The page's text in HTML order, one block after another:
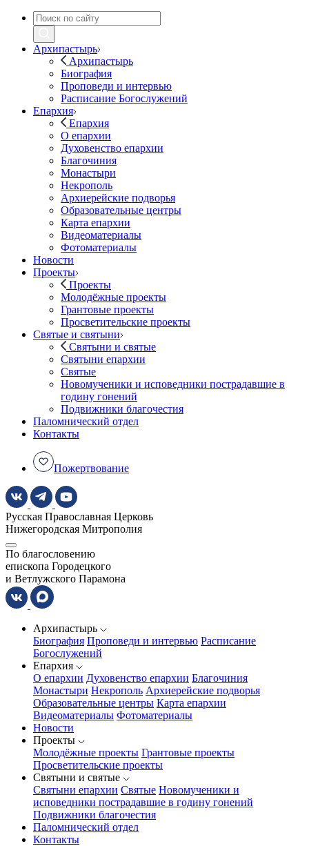
Архипастырь
Архипастырь
Биография
Проповеди и интервью
Расписание Богослужений
Епархия
Епархия
О епархии
Духовенство епархии
Благочиния
Монастыри
Некрополь
Архиерейские подворья
Образовательные центры
Карта епархии
Видеоматериалы
Фотоматериалы
Новости
Проекты
Проекты
Молодёжные проекты
Грантовые проекты
Просветительские проекты
Святые и святыни
Святыни и святые
Святыни епархии
Святые
Новомученики и исповедники пострадавшие в
годину гонений
Подвижники благочестия
Паломнический отдел
Контакты
Пожертвование
Русская Православная Церковь
Нижегородская Митрополия
По благословению
епископа Городецкого
и Ветлужского Парамона
Архипастырь
Биография Проповеди и интервью Расписание
Богослужений
Епархия
О епархии Духовенство епархии Благочиния
Монастыри Некрополь Архиерейские подворья
Образовательные центры Карта епархии
Видеоматериалы Фотоматериалы
Новости
Проекты
Молодёжные проекты Грантовые проекты
Просветительские проекты
Святыни и святые
Святыни епархии Святые Новомученики и
исповедники пострадавшие в годину гонений
Подвижники благочестия
Паломнический отдел
Контакты